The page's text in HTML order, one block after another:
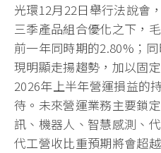
光環12月22日舉行法說會
三季產品組合優化之下，
前一年同時期的2.80%；
現明顯走揚趨勢，加以固
2026年上半年營運損益的
待。未來營運業務主要鎖
訊、機器人、智慧感測、
代工營收比重預期將會超